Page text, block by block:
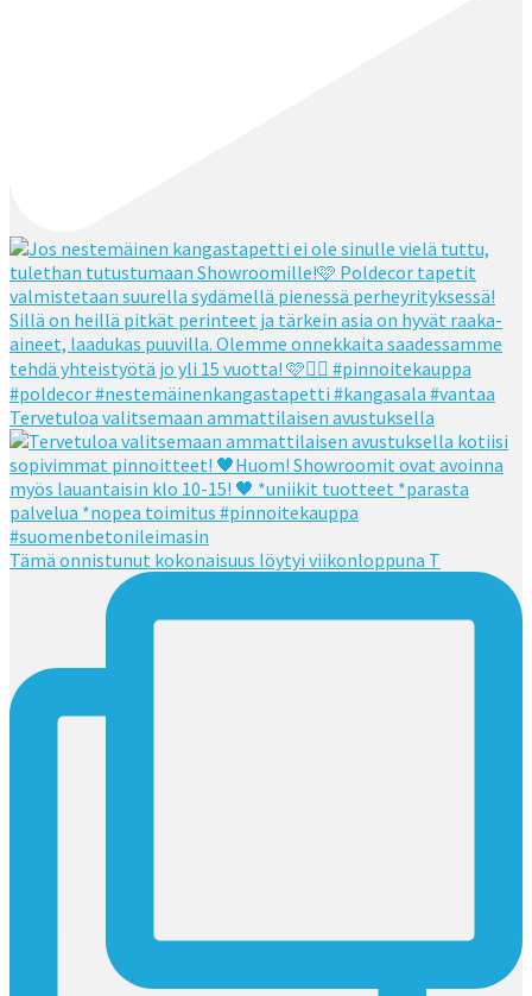
Tervetuloa valitsemaan ammattilaisen avustuksella
Tämä onnistunut kokonaisuus löytyi viikonloppuna T